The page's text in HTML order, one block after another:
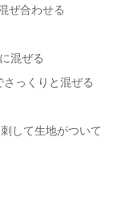
ぜ合わせる
混ぜる
っくりと混ぜる
して生地がついて